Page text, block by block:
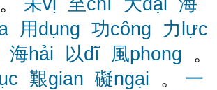
未vị 至chí 大đại 海
用dụng 功công
力lực
海hải 以dĩ 風phong 。
艱gian 礙ngại 。 一